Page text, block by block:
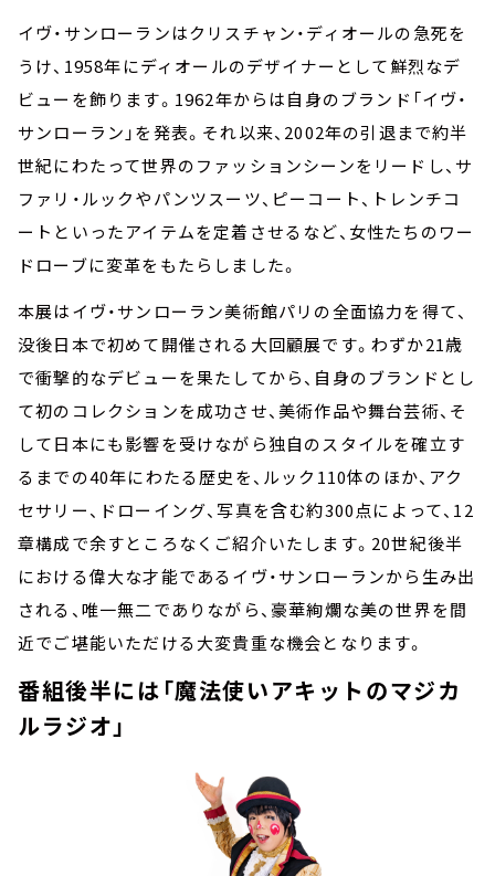
イヴ・サンローランはクリスチャン・ディオールの急死を
うけ、1958年にディオールのデザイナーとして鮮烈なデ
ビューを飾ります。1962年からは自身のブランド「イヴ・
サンローラン」を発表。それ以来、2002年の引退まで約半
世紀にわたって世界のファッションシーンをリードし、サ
ファリ・ルックやパンツスーツ、ピーコート、トレンチコ
ートといったアイテムを定着させるなど、女性たちのワー
ドローブに変革をもたらしました。
本展はイヴ・サンローラン美術館パリの全面協力を得て、
没後日本で初めて開催される大回顧展です。わずか21歳
で衝撃的なデビューを果たしてから、自身のブランドとし
て初のコレクションを成功させ、美術作品や舞台芸術、そ
して日本にも影響を受けながら独自のスタイルを確立す
るまでの40年にわたる歴史を、ルック110体のほか、アク
セサリー、ドローイング、写真を含む約300点によって、12
章構成で余すところなくご紹介いたします。20世紀後半
における偉大な才能であるイヴ・サンローランから生み出
される、唯一無二でありながら、豪華絢爛な美の世界を間
近でご堪能いただける大変貴重な機会となります。
番組後半には「魔法使いアキットのマジカ
ルラジオ」